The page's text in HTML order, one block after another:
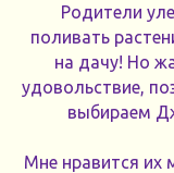
Родители
поливать
на дачу! Но
удовольствие,
выбираем
Мне нравится их